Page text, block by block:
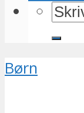
Børn